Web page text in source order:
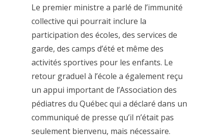
Le premier ministre a parlé de l’immunité
collective qui pourrait inclure la
participation des écoles, des services de
garde, des camps d’été et même des
activités sportives pour les enfants. Le
retour graduel à l’école a également reçu
un appui important de l’Association des
pédiatres du Québec qui a déclaré dans un
communiqué de presse qu’il n’était pas
seulement bienvenu, mais nécessaire.